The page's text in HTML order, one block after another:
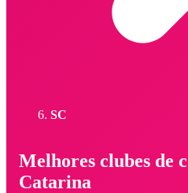
SC
Melhores clubes de
Catarina